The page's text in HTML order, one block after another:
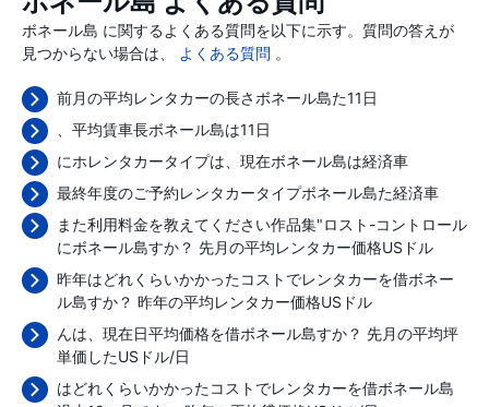
ボネール島 に関するよくある質問を以下に示す。質問の答えが
見つからない場合は、
よくある質問 。
前月の平均レンタカーの長さボネール島た11日
、平均賃車長ボネール島は11日
にホレンタカータイプは、現在ボネール島は経済車
最終年度のご予約レンタカータイプボネール島た経済車
また利用料金を教えてください作品集"ロスト-コントロール
にボネール島すか？ 先月の平均レンタカー価格USドル
昨年はどれくらいかかったコストでレンタカーを借ボネー
ル島すか？ 昨年の平均レンタカー価格USドル
んは、現在日平均価格を借ボネール島すか？ 先月の平均坪
単価したUSドル/日
はどれくらいかかったコストでレンタカーを借ボネール島